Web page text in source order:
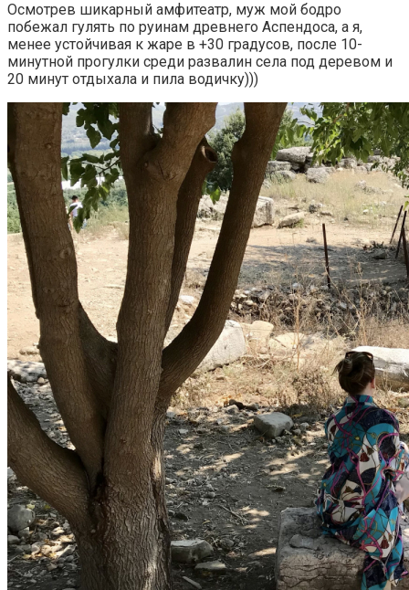
Осмотрев шикарный амфитеатр, муж мой бодро
побежал гулять по руинам древнего Аспендоса, а я,
менее устойчивая к жаре в +30 градусов, после 10-
минутной прогулки среди развалин села под деревом и
20 минут отдыхала и пила водичку)))